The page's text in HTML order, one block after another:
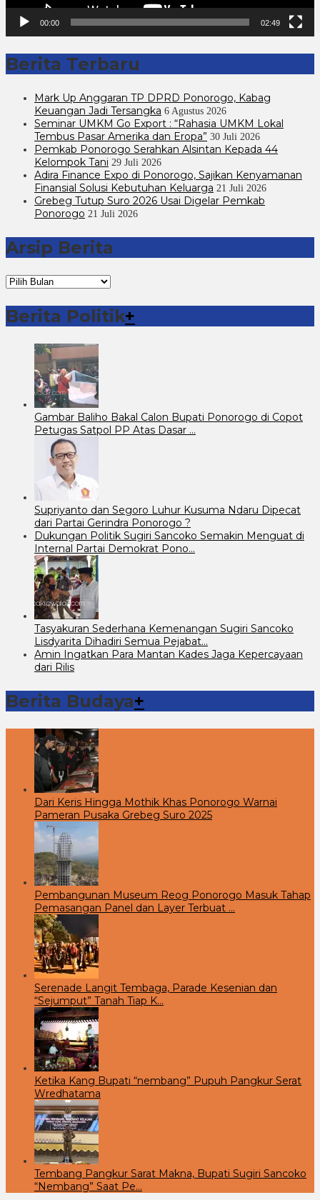
00:00 02:49
Berita Terbaru
Mark Up Anggaran TP DPRD Ponorogo, Kabag
Keuangan Jadi Tersangka 6 Agustus 2026
Seminar UMKM Go Export : “Rahasia UMKM Lokal
Tembus Pasar Amerika dan Eropa” 30 Juli 2026
Pemkab Ponorogo Serahkan Alsintan Kepada 44
Kelompok Tani 29 Juli 2026
Adira Finance Expo di Ponorogo, Sajikan Kenyamanan
Finansial Solusi Kebutuhan Keluarga 21 Juli 2026
Grebeg Tutup Suro 2026 Usai Digelar Pemkab
Ponorogo 21 Juli 2026
Arsip Berita
Arsip
Berita
Berita Politik+
Gambar Baliho Bakal Calon Bupati Ponorogo di Copot
Petugas Satpol PP Atas Dasar …
Supriyanto dan Segoro Luhur Kusuma Ndaru Dipecat
dari Partai Gerindra Ponorogo ?
Dukungan Politik Sugiri Sancoko Semakin Menguat di
Internal Partai Demokrat Pono…
Tasyakuran Sederhana Kemenangan Sugiri Sancoko
Lisdyarita Dihadiri Semua Pejabat…
Amin Ingatkan Para Mantan Kades Jaga Kepercayaan
dari Rilis
Berita Budaya+
Dari Keris Hingga Mothik Khas Ponorogo Warnai
Pameran Pusaka Grebeg Suro 2025
Pembangunan Museum Reog Ponorogo Masuk Tahap
Pemasangan Panel dan Layer Terbuat …
Serenade Langit Tembaga, Parade Kesenian dan
“Sejumput” Tanah Tiap K…
Ketika Kang Bupati “nembang” Pupuh Pangkur Serat
Wredhatama
Tembang Pangkur Sarat Makna, Bupati Sugiri Sancoko
“Nembang” Saat Pe…